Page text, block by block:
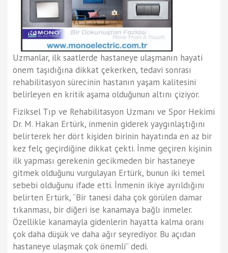
Uzmanlar, ilk saatlerde hastaneye ulaşmanın hayati
önem taşıdığına dikkat çekerken, tedavi sonrası
rehabilitasyon sürecinin hastanın yaşam kalitesini
belirleyen en kritik aşama olduğunun altını çiziyor.
Fiziksel Tıp ve Rehabilitasyon Uzmanı ve Spor Hekimi
Dr. M. Hakan Ertürk, inmenin giderek yaygınlaştığını
belirterek her dört kişiden birinin hayatında en az bir
kez felç geçirdiğine dikkat çekti. İnme geçiren kişinin
ilk yapması gerekenin gecikmeden bir hastaneye
gitmek olduğunu vurgulayan Ertürk, bunun iki temel
sebebi olduğunu ifade etti. İnmenin ikiye ayrıldığını
belirten Ertürk, “Bir tanesi daha çok görülen damar
tıkanması, bir diğeri ise kanamaya bağlı inmeler.
Özellikle kanamayla gidenlerin hayatta kalma oranı
çok daha düşük ve daha ağır seyrediyor. Bu açıdan
hastaneye ulaşmak çok önemli” dedi.